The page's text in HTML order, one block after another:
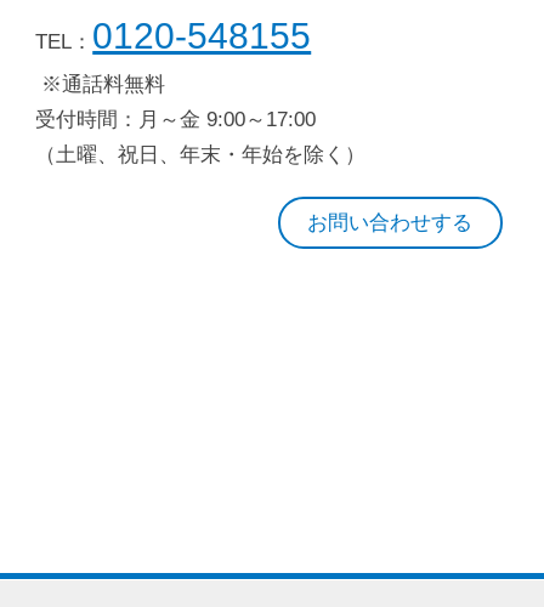
TEL： 0120-548155
※通話料無料
受付時間：月～金 9:00～17:00
（土曜、祝日、年末・年始を除く）
お問い合わせする